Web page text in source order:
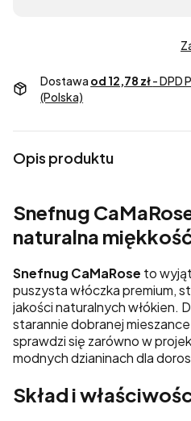
Dostawa od 12,78 zł- DPD
(Polska)
Opis produktu
Snefnug
naturalna
Snefnug CaMaRose to
puszysta włóczka premium,
jakości naturalnych włókien.
starannie dobranej
sprawdzi się zarówno w
modnych dzianinach dla
Skład i